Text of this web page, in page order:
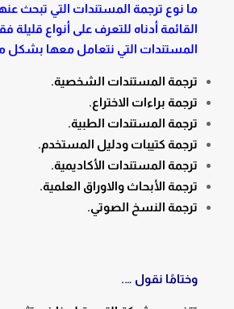
ما نوع ترجمة المستندات التي تبحث
القائمة أدناه للتعرف على أنواع
المستندات التي نتعامل معها بشكل
ترجمة المستندات الشخصية.
ترجمة براءات الاختراع.
ترجمة المستندات الطبية.
ترجمة كتيبات ودليل المستخدم.
ترجمة المستندات الأكاديمية.
ترجمة الأبحاث والاوراق العلمية.
ترجمة النسخ الصوتي.
وختامًا نقول ….